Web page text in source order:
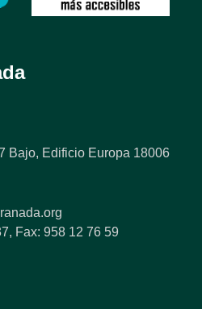
Bajo, Edificio Europa 18006
Fax: 958 12 76 59